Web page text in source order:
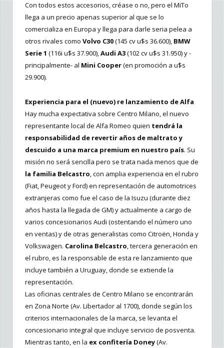
Con todos estos accesorios, créase o no, pero el MiTo
llega a un precio apenas superior al que se lo
comercializa en Europa y llega para darle seria pelea a
otros rivales como Volvo C30(145 cv u$s 36.600), BMW
Serie 1 (116i u$s 37.900),Audi A3(102 cv u$s 31.950) y -
principalmente- al Mini Cooper(en promoción a u$s
29.900).
Experiencia para el (nuevo) re lanzamiento de Alfa
Hay mucha expectativa sobre Centro Milano, el nuevo
representante local de Alfa Romeo quien tendrá la
responsabilidad de revertir años de maltrato y
descuido a una marca premium en nuestro país. Su
misión no será sencilla pero se trata nada menos que de
la familia Belcastro , con amplia experiencia en el rubro
(Fiat, Peugeot y Ford) en representación de automotrices
extranjeras como fue el caso de la Isuzu (durante diez
años hasta la llegada de GM) y actualmente a cargo de
varios concesionarios Audi (ostentando el número uno
en ventas) y de otras generalistas como Citroën, Honda y
Volkswagen. Carolina Belcastro , tercera generación en
el rubro, es la responsable de esta re lanzamiento que
incluye también a Uruguay, donde se extiende la
representación.
Las oficinas centrales de Centro Milano se encontrarán
en Zona Norte (Av. Libertador al 1700), donde según los
criterios internacionales de la marca, se levanta el
concesionario integral que incluye servicio de posventa.
Mientras tanto, en la ex confitería Doney(Av.